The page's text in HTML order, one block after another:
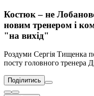
Костюк – не
новим тренером і
"на вихід"
Роздуми Сергія Тищенка
посту головного тренера
Поділитись